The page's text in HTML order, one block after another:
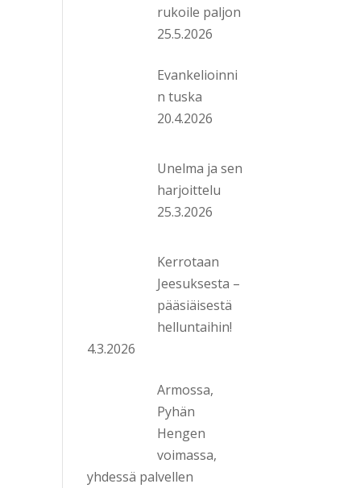
rukoile paljon
25.5.2026
Evankelioinni
n tuska
20.4.2026
Unelma ja sen
harjoittelu
25.3.2026
Kerrotaan
Jeesuksesta –
pääsiäisestä
helluntaihin!
4.3.2026
Armossa,
Pyhän
Hengen
voimassa,
yhdessä palvellen